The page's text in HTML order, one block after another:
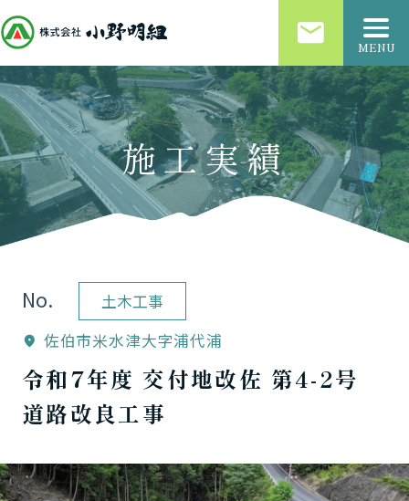
email MENU
施工実績
No. 土木工事
location_on 佐伯市米水津大字浦代浦
令和7年度 交付地改佐 第4-2号
道路改良工事